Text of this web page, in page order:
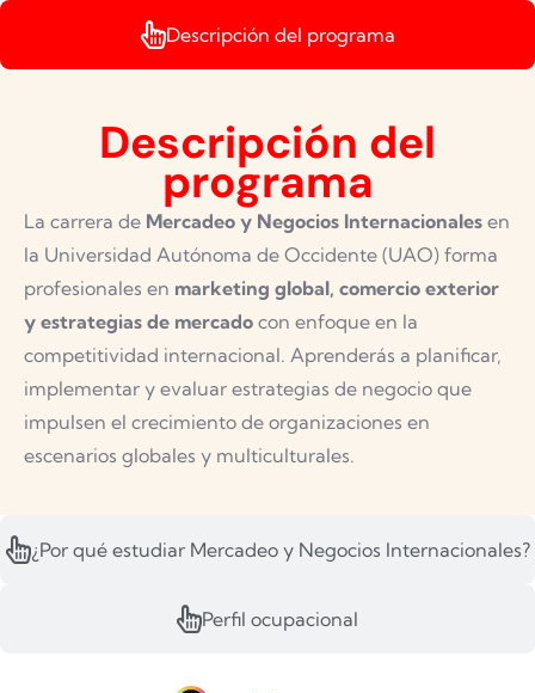
Descripción del programa
¿Por qué estudiar Mercadeo y Negocios Internacionales?
Perfil ocupacional
Descripción del
programa
La carrera de Mercadeo y Negocios Internacionales en
la Universidad Autónoma de Occidente (UAO) forma
profesionales en marketing global, comercio exterior
y estrategias de mercado con enfoque en la
competitividad internacional. Aprenderás a planificar,
implementar y evaluar estrategias de negocio que
impulsen el crecimiento de organizaciones en
escenarios globales y multiculturales.